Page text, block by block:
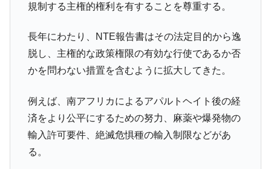
規制する主権的権利を有することを尊重する。
長年にわたり、NTE報告書はその法定目的から逸
脱し、主権的な政策権限の有効な行使であるか否
かを問わない措置を含むように拡大してきた。
例えば、南アフリカによるアパルトヘイト後の経
済をより公平にするための努力、麻薬や爆発物の
輸入許可要件、絶滅危惧種の輸入制限などがあ
る。